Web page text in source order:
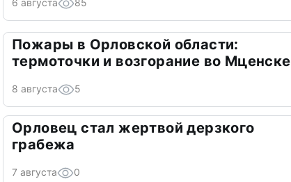
6 августа 85
Пожары в Орловской области:
термоточки и возгорание во Мценске
8 августа 5
Орловец стал жертвой дерзкого
грабежа
7 августа 0